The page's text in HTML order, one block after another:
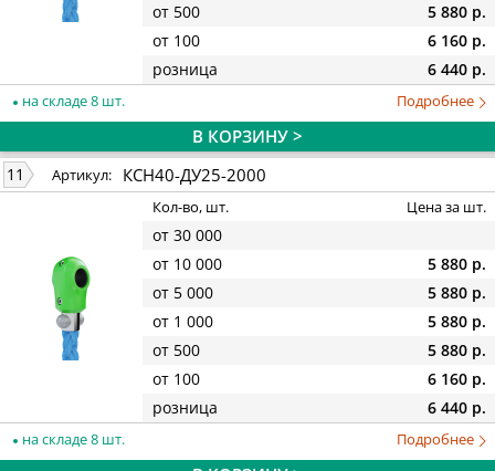
от 500
5 880 р.
от 100
6 160 р.
розница
6 440 р.
на складе 8 шт. Подробнее
В КОРЗИНУ >
11 Артикул: КСН40-ДУ25-2000
Кол-во, шт. Цена за шт.
от 30 000
от 10 000
5 880 р.
от 5 000
5 880 р.
от 1 000
5 880 р.
от 500
5 880 р.
от 100
6 160 р.
розница
6 440 р.
на складе 8 шт. Подробнее